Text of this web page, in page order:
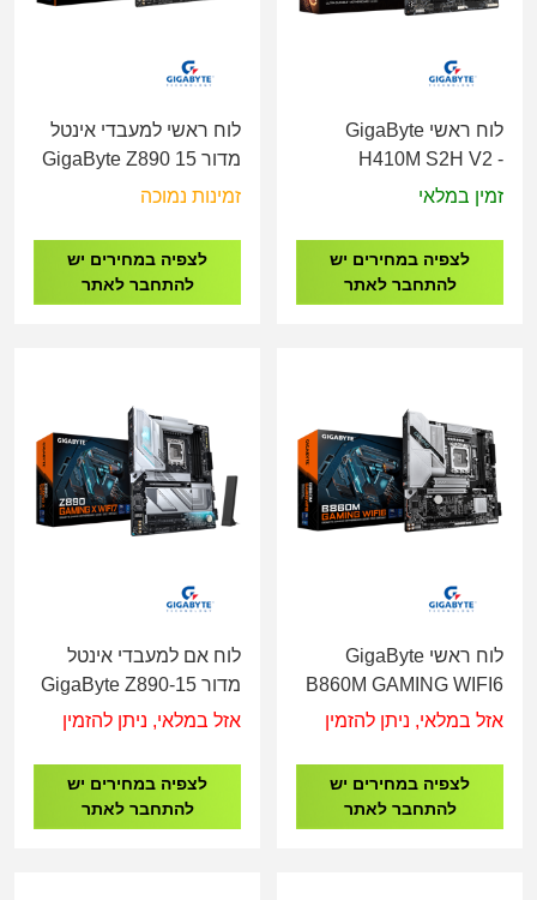
לוח ראשי GigaByte
H410M S2H V2 -
Socket 1200
זמין במלאי
לצפיה במחירים יש
להתחבר לאתר
לוח ראשי למעבדי אינטל
מדור 15 GigaByte Z890
EAGLE WIFI7 DDR5 -
זמינות נמוכה
לצפיה במחירים יש
להתחבר לאתר
לוח ראשי GigaByte
B860M GAMING WIFI6
DDR5 - Socket 1851
אזל במלאי, ניתן להזמין
לצפיה במחירים יש
להתחבר לאתר
לוח אם למעבדי אינטל
מדור 15-GigaByte Z890
GAMING X WIFI7 -
אזל במלאי, ניתן להזמין
לצפיה במחירים יש
להתחבר לאתר